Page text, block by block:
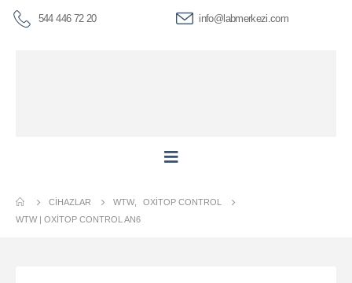
544 446 72 20 info@labmerkezi.com
CIHAZLAR WTW
OXITOP CONTROL
WTW | OXITOP CONTROL AN6